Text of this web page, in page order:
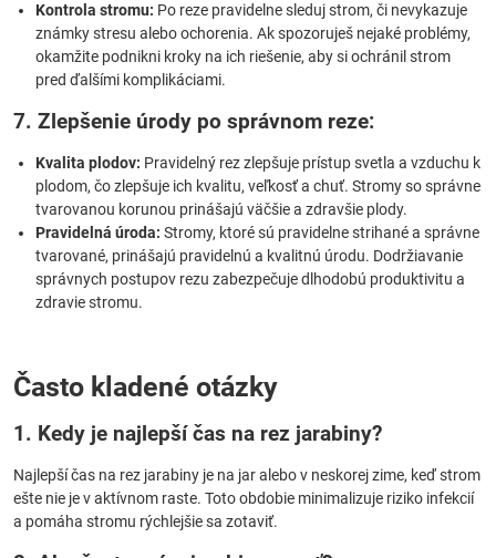
Kontrola stromu: Po reze pravidelne sleduj strom, či nevykazuje
známky stresu alebo ochorenia. Ak spozoruješ nejaké problémy,
okamžite podnikni kroky na ich riešenie, aby si ochránil strom
pred ďalšími komplikáciami.
7. Zlepšenie úrody po správnom reze:
Kvalita plodov: Pravidelný rez zlepšuje prístup svetla a vzduchu k
plodom, čo zlepšuje ich kvalitu, veľkosť a chuť. Stromy so správne
tvarovanou korunou prinášajú väčšie a zdravšie plody.
Pravidelná úroda: Stromy, ktoré sú pravidelne strihané a správne
tvarované, prinášajú pravidelnú a kvalitnú úrodu. Dodržiavanie
správnych postupov rezu zabezpečuje dlhodobú produktivitu a
zdravie stromu.
Často kladené otázky
1. Kedy je najlepší čas na rez jarabiny?
Najlepší čas na rez jarabiny je na jar alebo v neskorej zime, keď strom
ešte nie je v aktívnom raste. Toto obdobie minimalizuje riziko infekcií
a pomáha stromu rýchlejšie sa zotaviť.